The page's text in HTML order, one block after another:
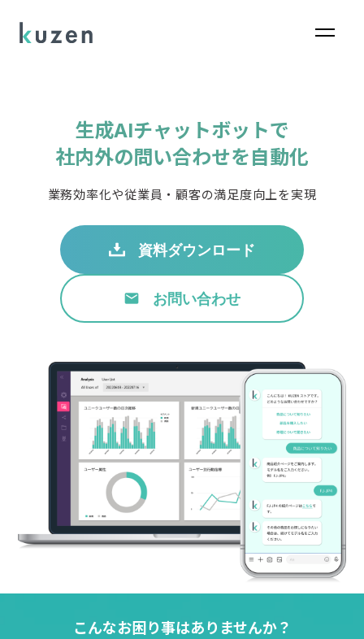
生成AIチャットボットで
社内外の問い合わせを自動化
業務効率化や従業員・顧客の満足度向上を実現
資料ダウンロード
email お問い合わせ
こんなお困り事はありませんか？